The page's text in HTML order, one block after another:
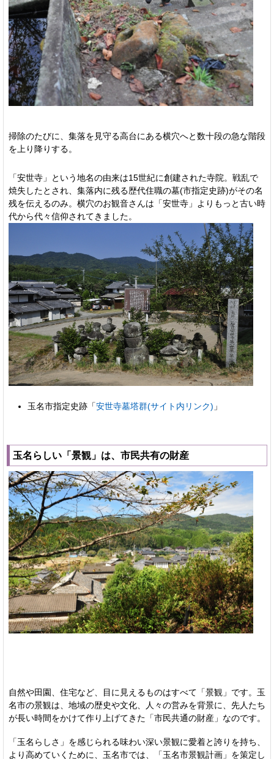
掃除のたびに、集落を見守る高台にある横穴へと数十段の急な階段
を上り降りする。
「安世寺」という地名の由来は15世紀に創建された寺院。戦乱で
焼失したとされ、集落内に残る歴代住職の墓(市指定史跡)がその名
残を伝えるのみ。横穴のお観音さんは「安世寺」よりもっと古い時
代から代々信仰されてきました。
玉名市指定史跡「安世寺墓塔群(サイト内リンク) 」
玉名らしい「景観」は、市民共有の財産
自然や田園、住宅など、目に見えるものはすべて「景観」です。玉
名市の景観は、地域の歴史や文化、人々の営みを背景に、先人たち
が長い時間をかけて作り上げてきた「市民共通の財産」なのです。
「玉名らしさ」を感じられる味わい深い景観に愛着と誇りを持ち、
より高めていくために、玉名市では、「玉名市景観計画」を策定し